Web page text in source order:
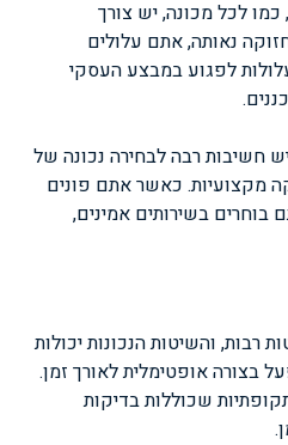
לכל מכונה, יש צורך
נאותה, אתם עלולים
לפגוע במבצע העסקי
חשיבות רבה לבחירה נכונה של
מקצועיות. כאשר אתם פונים
בוחרים בשירותים אמינים,
רבות, והשיטות הנכונות יכולות
בצורה אופטימלית לאורך זמן.
שכוללות בדיקות